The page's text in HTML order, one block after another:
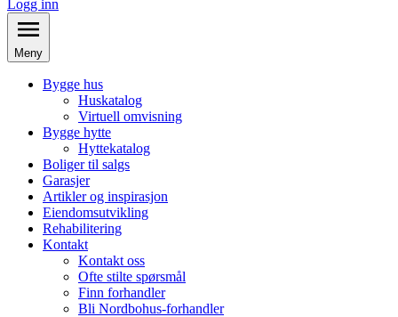
Logg inn
Meny
Bygge hus
Huskatalog
Virtuell omvisning
Bygge hytte
Hyttekatalog
Boliger til salgs
Garasjer
Artikler og inspirasjon
Eiendomsutvikling
Rehabilitering
Kontakt
Kontakt oss
Ofte stilte spørsmål
Finn forhandler
Bli Nordbohus-forhandler